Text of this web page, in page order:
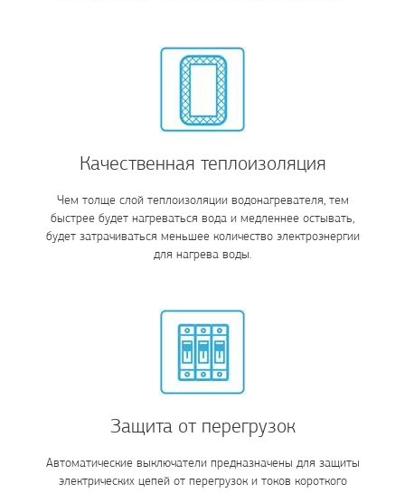
Качественная теплоизоляция
Чем толще слой теплоизоляции водонагревателя, тем
быстрее будет нагреваться вода и медленнее остывать,
будет затрачиваться меньшее количество электроэнергии
для нагрева воды.
Защита от перегрузок
Автоматические выключатели предназначены для защиты
электрических цепей от перегрузок и токов короткого